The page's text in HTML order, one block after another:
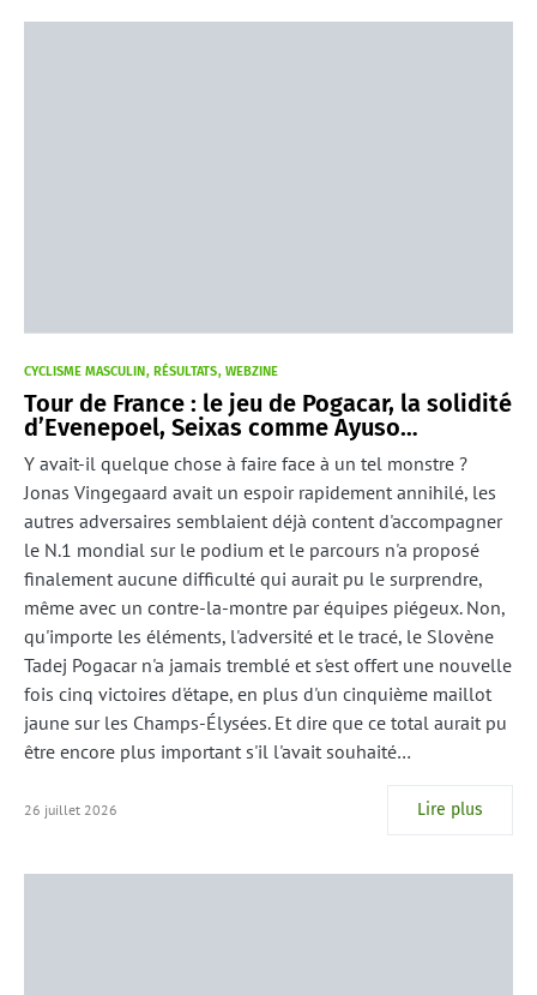
CYCLISME MASCULIN RÉSULTATS WEBZINE
Tour de France : le jeu de Pogacar, la solidité
d’Evenepoel, Seixas comme Ayuso…
Y avait-il quelque chose à faire face à un tel monstre ?
Jonas Vingegaard avait un espoir rapidement annihilé, les
autres adversaires semblaient déjà content d'accompagner
le N.1 mondial sur le podium et le parcours n'a proposé
finalement aucune difficulté qui aurait pu le surprendre,
même avec un contre-la-montre par équipes piégeux. Non,
qu'importe les éléments, l'adversité et le tracé, le Slovène
Tadej Pogacar n'a jamais tremblé et s'est offert une nouvelle
fois cinq victoires d'étape, en plus d'un cinquième maillot
jaune sur les Champs-Élysées. Et dire que ce total aurait pu
être encore plus important s'il l'avait souhaité…
26 juillet 2026 Lire plus